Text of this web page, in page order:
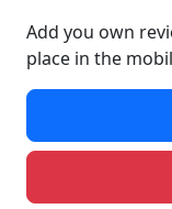
Add you own
place in the